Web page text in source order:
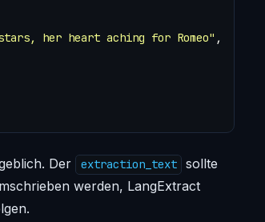
her heart aching for Romeo" ,
Der extraction_text
sollte
werden, LangExtract